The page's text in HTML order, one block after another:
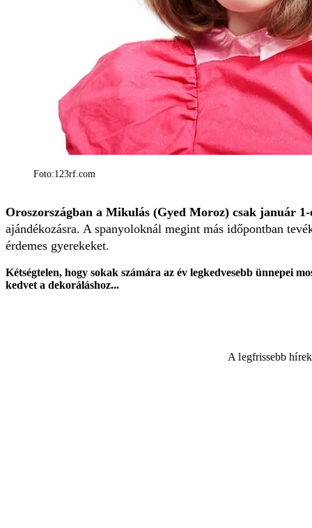
Foto:123rf.com
Oroszországban a Mikulás (Gyed Moroz) csak január
ajándékozásra. A spanyoloknál megint más időpontban
érdemes gyerekeket.
Kétségtelen, hogy sokak számára az év legkedvesebb ünnepei
kedvet a dekoráláshoz...
A legfrissebb